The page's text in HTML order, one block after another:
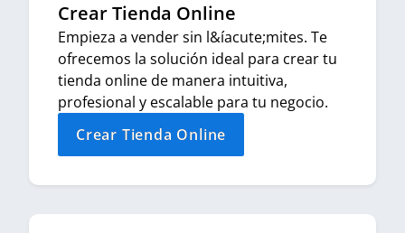
Crear Tienda Online
Empieza a vender sin l&íacute;mites. Te
ofrecemos la solución ideal para crear tu
tienda online de manera intuitiva,
profesional y escalable para tu negocio.
Crear Tienda Online